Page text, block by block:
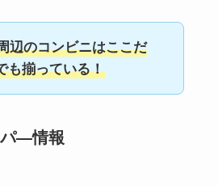
辺のコンビニはここだ
も揃っている！
パ―情報